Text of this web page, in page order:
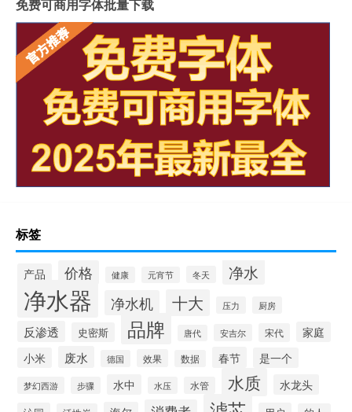
免费可商用字体批量下载
标签
产品 价格 健康 元宵节 冬天 净水
净水器 净水机 十大 压力 厨房
反渗透 史密斯 品牌 唐代 安吉尔 宋代
家庭
小米
废水 德国 效果 数据 春节 是一个
梦幻西游 步骤 水中 水压 水管 水质 水龙头